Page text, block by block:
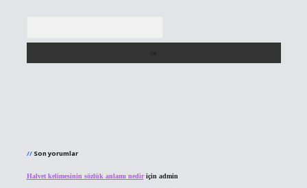
Son yorumlar
Halvet kelimesinin sözlük anlamı nediriçin admin